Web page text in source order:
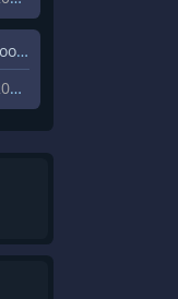
Gamezoom
14.08.2020